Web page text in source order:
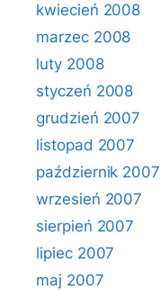
kwiecień 2008
marzec 2008
luty 2008
styczeń 2008
grudzień 2007
listopad 2007
październik 2007
wrzesień 2007
sierpień 2007
lipiec 2007
maj 2007